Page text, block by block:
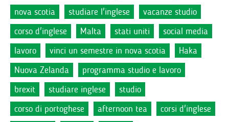
nova scotia
studiare l'inglese
vacanze studio
corso d'inglese
Malta stati uniti
social media
lavoro
vinci un semestre in nova scotia
Haka
Nuova Zelanda
programma studio e lavoro
brexit
studiare inglese
studio
corso di portoghese
afternoon tea
corsi d'inglese